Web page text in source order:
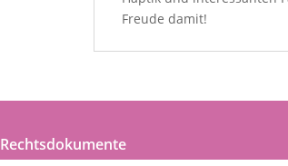
Freude damit!
Rechtsdokumente